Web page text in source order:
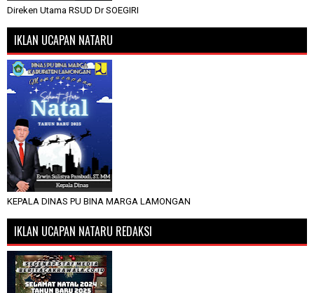
Direken Utama RSUD Dr SOEGIRI
IKLAN UCAPAN NATARU
KEPALA DINAS PU BINA MARGA LAMONGAN
IKLAN UCAPAN NATARU REDAKSI